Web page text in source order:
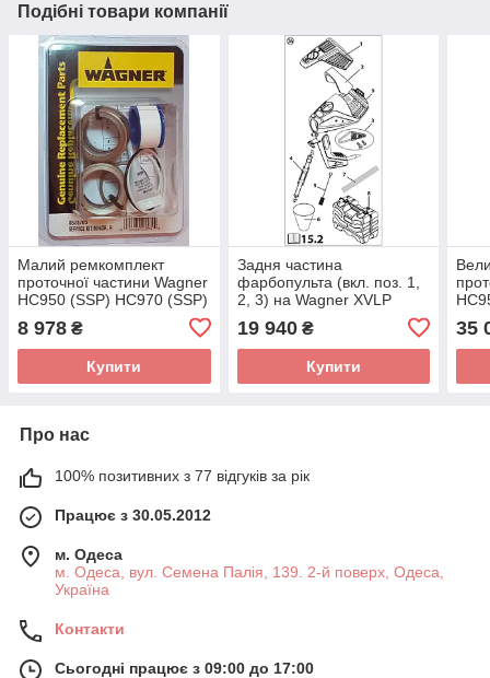
Подібні товари компанії
Малий ремкомплект
проточної частини Wagner
HС950 (SSP) НС970 (SSP)
8 978 ₴
Купити
Задня частина
фарбопульта (вкл. поз. 1,
2, 3) на Wagner XVLP
19 940₴
Купити
35
Про нас
100% позитивних з 77 відгуків за рік
Працює з 30.05.2012
м. Одеса
м. Одеса, вул. Семена Палія, 139. 2-й поверх, Одеса,
Україна
Контакти
Сьогодні працює з 09:00 до 17:00